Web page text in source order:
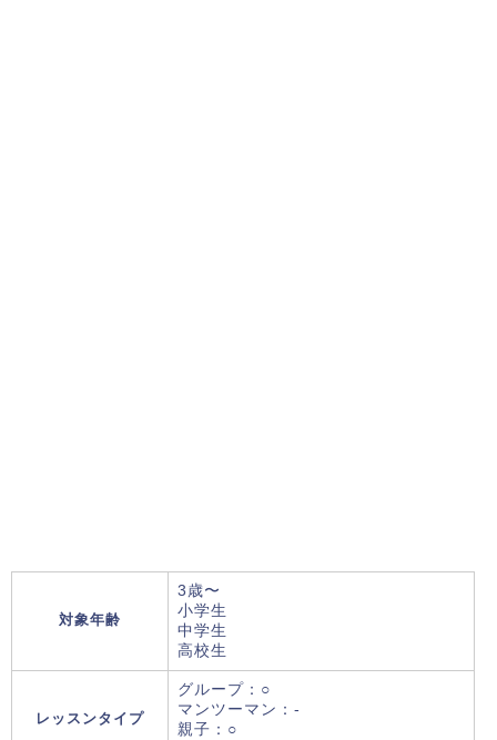
対象年齢
3歳〜
小学生
中学生
高校生
レッスンタイプ
グループ：○
マンツーマン：-
親子：○